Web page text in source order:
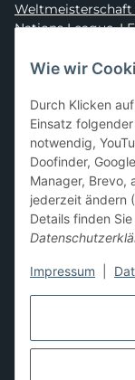
Weltmeisterschaft
Nations League,
Card Sleeves,
Magnetic Holder,
Deckboxen ,
Wie wir
Durch Klicken
Einsatz
notwendig,
Doofinder,
Manager, Brevo,
jederzeit ändern
Details finden
Impressum